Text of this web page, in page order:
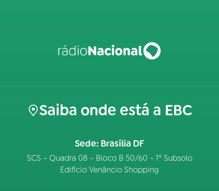
Saiba onde está a EBC
Sede: Brasília DF
SCS – Quadra 08 – Bloco B 50/60 – 1º Subsolo
Edifício Venâncio Shopping